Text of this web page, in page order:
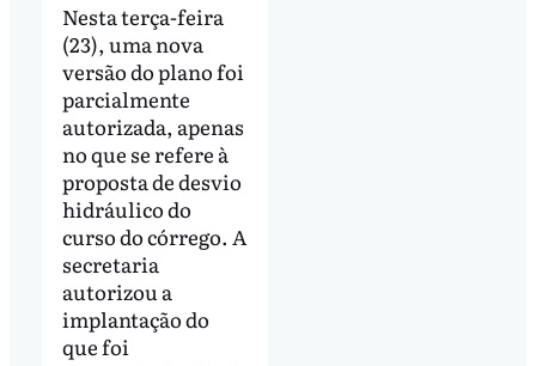
Nesta terça-feira
(23), uma nova
versão do plano foi
parcialmente
autorizada, apenas
no que se refere à
proposta de desvio
hidráulico do
curso do córrego. A
secretaria
autorizou a
implantação do
que foi